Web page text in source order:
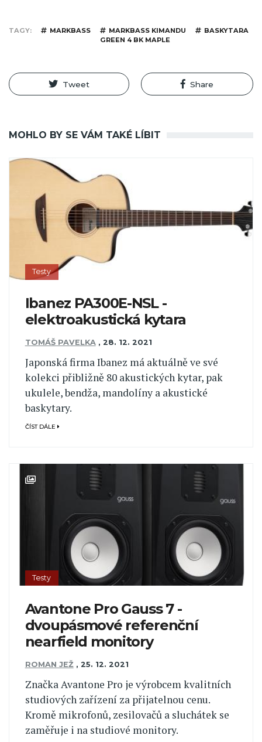
TAGY MARKBASS
MARKBASS KIMANDU
GREEN 4 BK MAPLE
BASKYTARA
Tweet Share
MOHLO BY SE VÁM TAKÉ LÍBIT
Testy
Ibanez PA300E-NSL -
elektroakustická kytara
TOMÁŠ PAVELKA , 28. 12. 2021
Japonská firma Ibanez má aktuálně ve své
kolekci přibližně 80 akustických kytar, pak
ukulele, bendža, mandolíny a akustické
baskytary.
ČÍST DÁLE
Testy
Avantone Pro Gauss 7 -
dvoupásmové referenční
nearfield monitory
ROMAN JEŽ , 25. 12. 2021
Značka Avantone Pro je výrobcem kvalitních
studiových zařízení za přijatelnou cenu.
Kromě mikrofonů, zesilovačů a sluchátek se
zaměřuje i na studiové monitory.